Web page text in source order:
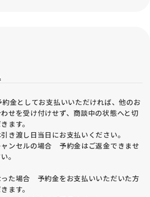
金としてお支払いいただければ、他のお
せを受け付けせず、商談中の状態へと切
ます。
き渡し日当日にお支払いください。
ンセルの場合 予約金はご返金できませ
。
た場合 予約金をお支払いいただいた方
ます。